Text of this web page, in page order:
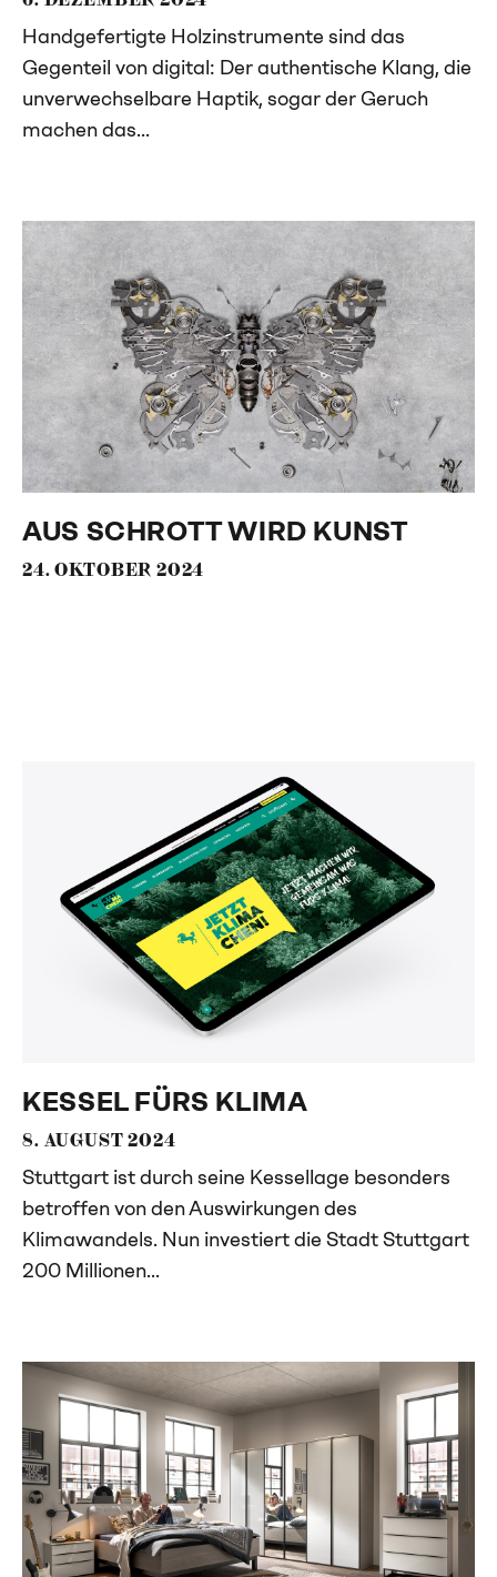
Handgefertigte Holzinstrumente sind das
Gegenteil von digital: Der authentische Klang, die
unverwechselbare Haptik, sogar der Geruch
machen das...
AUS SCHROTT WIRD KUNST
24. OKTOBER 2024
KESSEL FÜRS KLIMA
8. AUGUST 2024
Stuttgart ist durch seine Kessellage besonders
betroffen von den Auswirkungen des
Klimawandels. Nun investiert die Stadt Stuttgart
200 Millionen...